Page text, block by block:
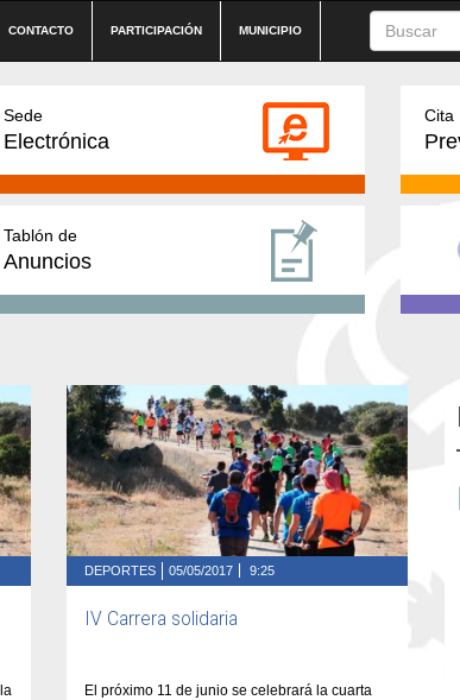
CONTACTO PARTICIPACIÓN MUNICIPIO
Sede
Electrónica
Cita
Tablón de
Anuncios
DEPORTES 05/05/2017 9:25
IV Carrera solidaria
El próximo 11 de junio se celebrará la cuarta